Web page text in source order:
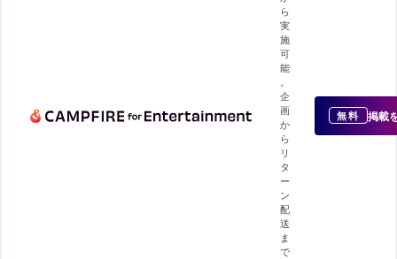
ら
実
施
可
能
企
画
か
ら
リ
タ
ー
ン
配
送
ま
で
無料 掲載